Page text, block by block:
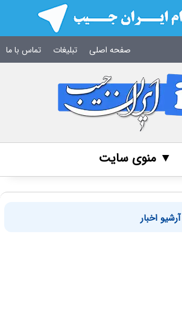
صفحه اصلی تبلیغات تماس با ما
▼ منوی سایت
آرشیو اخبار